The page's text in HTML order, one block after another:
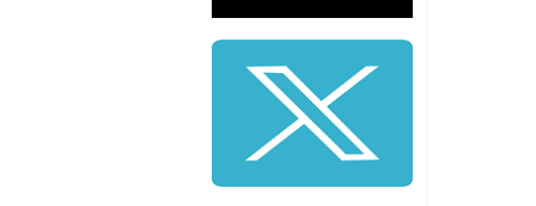
שלמה פילבר (עד
לאחרונה מנכ"ל משרד
התקשורת) - עד
מדינה? הצחקתם
אותי! -כאן